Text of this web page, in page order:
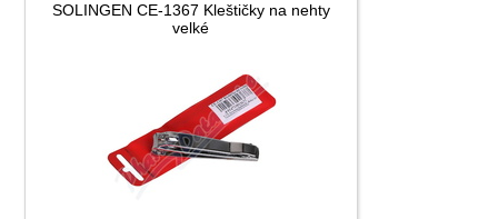
SOLINGEN CE-1367 Kleštičky na nehty
velké